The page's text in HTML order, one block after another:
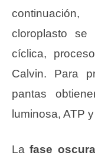
cloroplasto
cíclica,
Calvin. Para
pantas
luminosa, ATP
Lafase